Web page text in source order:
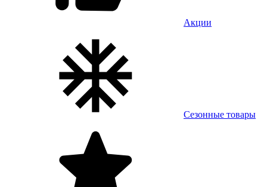
Акции
Сезонные товары